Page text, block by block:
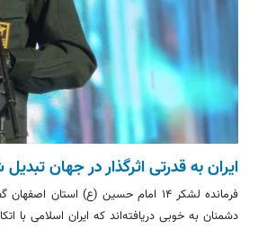
ایران به قدرتی اثرگذار در جهان
فرمانده لشکر ۱۴ امام حسین (ع)
دشمنان به خوبی دریافته‌اند که ایران اسلامی با